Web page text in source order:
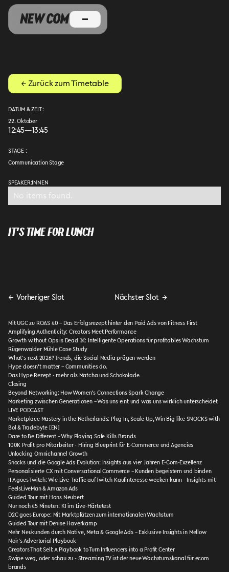
← Zurück zum Timetable
DATUM & ZEIT :
22. Oktober
12:45—13:45
STAGE :
Communication Stage
SPEAKER:INNEN
No items found.
← Vorheriger Slot →
Nächster Slot
IT'S TIME FOR LUNCH
Mit UGC zu ROAS 40 – Das Erfolgsrezept hinter den Paid Ads von Fitness First
Amplifying Authenticity: Creators Meet Performance
Growth without Ops is Dead ☠️: Intelligente Operations für profitables Wachstum
Rügenwalder Mühle Case Study
What’s next 2026? Trends, die Social Media prägen werden
Hype doesn’t matter – Communities do.
Das Hype Rezept - mehr als Matcha und Schokolade.
Closing
Beyond Networking: How Women’s Connections Spark Change
Marketing zwischen Generationen – Was uns eint und was uns wirklich unterscheidet
LIVE PODCAST
Marketplace Mastery in the Netherlands: Plug In, Scale Up, Win Big like SNOCKS with
Bol & Tradebyte [EN]
Dare to Be Different – Why Playing Safe Kills Brands
100K Profit pro Mitarbeiter - Hiring Blueprint für E-Commerce und Agencies
Unlocking Omnichannel Growth
Snocks und die Google Ads Evolution: Insights aus vier Jahren E-Com-Exzellenz
Personalisierte CX mit Conversational Commerce – Kunden begeistern und binden
IFA goes Twitch: Wie Live-Traffic auf Twitch Kaufinteresse wecken kann - Insights mit
FeelsLiveMan & Amazon Ads
Guided Tour mit Hans Neubert
Nur noch 45 Minuten: KI im Live-Härtetest
D2C goes Europe: Mit Marktplätzen zum internationalen Wachstum
Guided Tour mit Denise Haverkamp
Mehr Neukunden durch Native, Meta & Google Ads – Exklusive Insights in Mellow
Noir’s Advertorial Playbook
Creators That Sell: A Playbook to Turn Influencers into a Profit Center
Swipe weg, oder schau zu - Streaming TV ist der neue Wachstumskanal für ecom
brands